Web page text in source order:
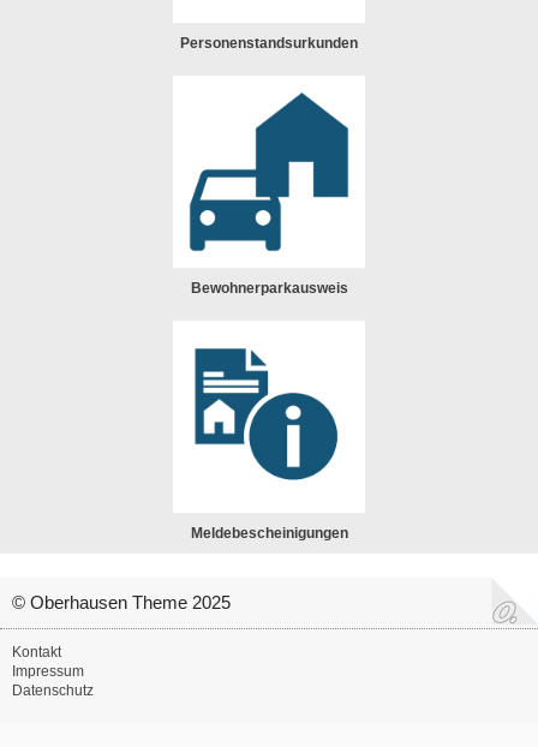
Personenstandsurkunden
Bewohnerparkausweis
Meldebescheinigungen
© Oberhausen Theme 2025
Kontakt
Impressum
Datenschutz